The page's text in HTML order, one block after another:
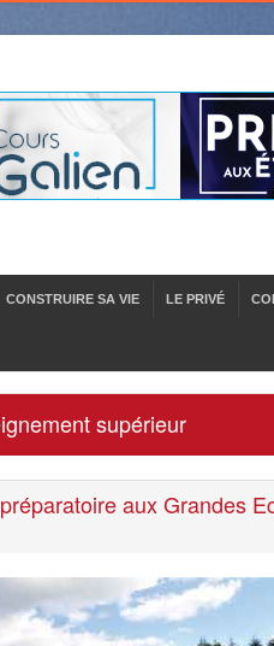
CONSTRUIRE SA VIE LE PRIVÉ
supérieur
aux Grandes